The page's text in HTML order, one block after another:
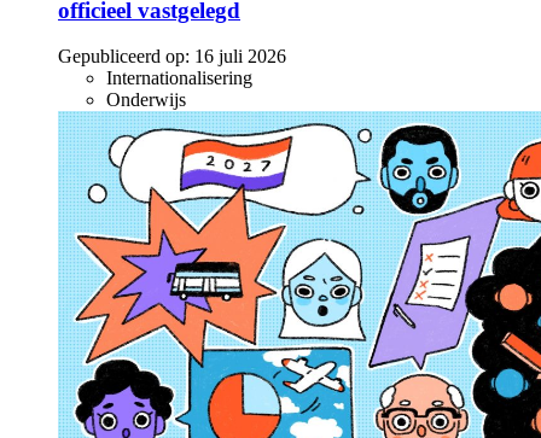
officieel vastgelegd
Gepubliceerd op: 16 juli 2026
Internationalisering
Onderwijs